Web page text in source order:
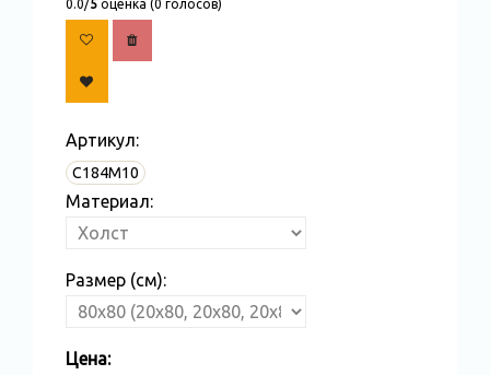
0.0/5 оценка (0 голосов)
Артикул:
С184M10
Материал:
Размер (см):
Цена: